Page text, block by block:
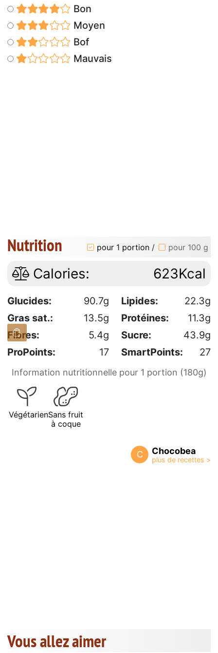
Bon
Moyen
Bof
Mauvais
Nutrition pour 1 portion / pour 100 g
Calories: 623Kcal
Glucides: 90.7g Lipides:
22.3g
Gras sat.:
13.5g Protéines:
11.3g
Fibres:
5.4g Sucre:
43.9g
ProPoints:
17 SmartPoints: 27
Information nutritionnelle pour 1 portion (180g)
VégétarienSans fruit
à coque
C Chocobea
Vous allez aimer